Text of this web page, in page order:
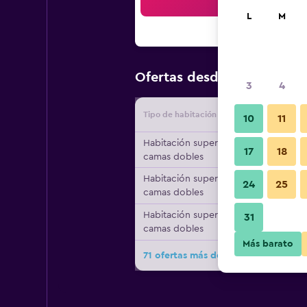
Ofertas desde Oferta
Tipo de habitación
Habitación superior, 2
camas dobles
Habitación superior, 2
camas dobles
Habitación superior, 2
camas dobles
71 ofertas más de Novotel Sydney
L M
3 4
10 11
17 18
24 25
31
Más barato